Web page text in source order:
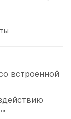
встроенной